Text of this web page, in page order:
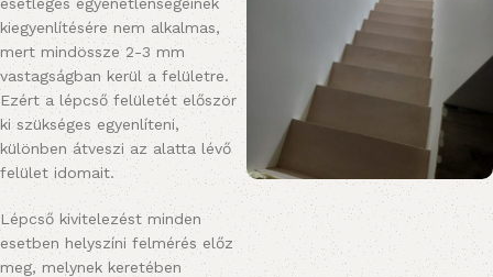
kiegyenlítésére nem alkalmas,
mert mindössze 2-3 mm
vastagságban kerül a felületre.
Ezért a lépcső felületét először
ki szükséges egyenlíteni,
különben átveszi az alatta lévő
felület idomait.
Lépcső kivitelezést minden
esetben helyszíni felmérés előz
meg, melynek keretében